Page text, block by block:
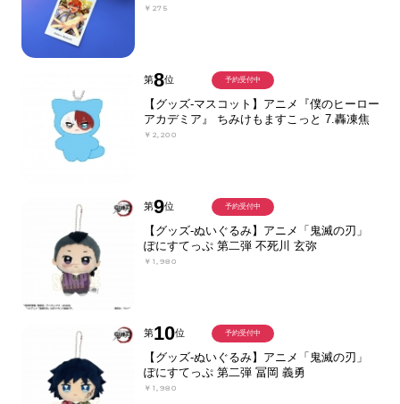
￥275
第8位
【グッズ-マスコット】アニメ『僕のヒーロー
アカデミア』 ちみけもますこっと 7.轟凍焦
￥2,200
予約受付中
第9位
【グッズ-ぬいぐるみ】アニメ「鬼滅の刃」
ぽにすてっぷ 第二弾 不死川 玄弥
￥1,980
予約受付中
第10位
【グッズ-ぬいぐるみ】アニメ「鬼滅の刃」
ぽにすてっぷ 第二弾 冨岡 義勇
￥1,980
予約受付中